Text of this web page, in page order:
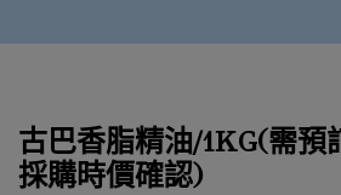
古巴香脂精油/1KG(需預
採購時價確認)